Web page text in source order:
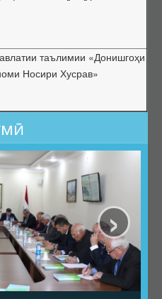
таълимии «Донишгоҳи
Носири Хусрав»
›